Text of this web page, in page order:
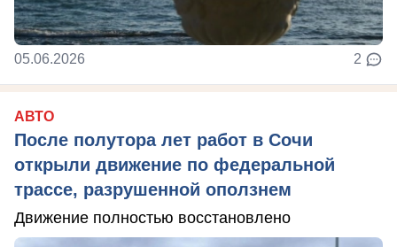
05.06.2026 2
АВТО
После полутора лет работ в Сочи
открыли движение по федеральной
трассе, разрушенной оползнем
Движение полностью восстановлено